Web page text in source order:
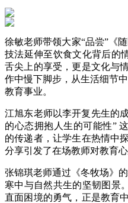
徐敏老师带领大家“品尝”《
技法延伸至饮食文化背后的
舌尖上的享受，更是文化与
作中慢下脚步，从生活细节
教育事业。
江旭东老师以李开复先生的
的心态拥抱人生的可能性”
的传递者，让学生在热情中
分享引发了在场教师对教育心
张锦琪老师通过《冬牧场》
寒中与自然共生的坚韧图景
直面困境的勇气，正是教育